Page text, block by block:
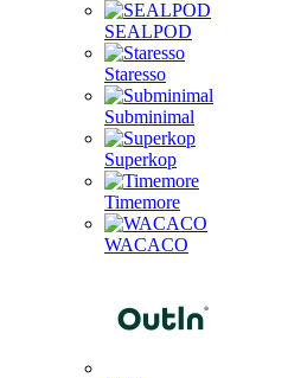
SEALPOD
Staresso
Subminimal
Superkop
Timemore
WACACO